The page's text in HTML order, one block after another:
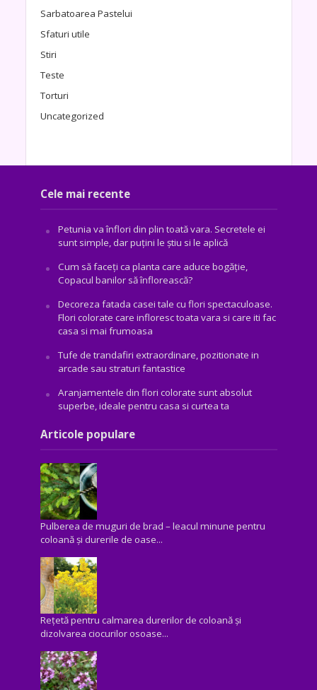
Sarbatoarea Pastelui
Sfaturi utile
Stiri
Teste
Torturi
Uncategorized
Cele mai recente
Petunia va înflori din plin toată vara. Secretele ei
sunt simple, dar puțini le știu si le aplică
Cum să faceți ca planta care aduce bogăţie,
Copacul banilor să înflorească?
Decoreza fatada casei tale cu flori spectaculoase.
Flori colorate care infloresc toata vara si care iti fac
casa si mai frumoasa
Tufe de trandafiri extraordinare, pozitionate in
arcade sau straturi fantastice
Aranjamentele din flori colorate sunt absolut
superbe, ideale pentru casa si curtea ta
Articole populare
Pulberea de muguri de brad – leacul minune pentru
coloană și durerile de oase...
Rețetă pentru calmarea durerilor de coloană și
dizolvarea ciocurilor osoase...